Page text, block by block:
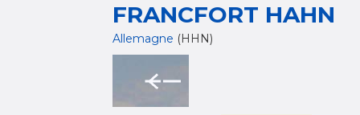
FRANCFORT HAHN
Allemagne (HHN)